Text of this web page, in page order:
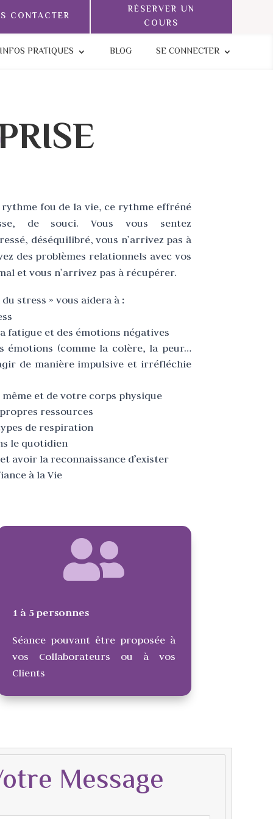
CONTACTER
RÉSERVER UN
COURS
PRATIQUES BLOG SE CONNECTER
rythme fou de la vie, ce rythme effréné
de souci. Vous vous sentez
déséquilibré, vous n’arrivez pas à
des problèmes relationnels avec vos
et vous n’arrivez pas à récupérer.
stress » vous aidera à :
fatigue et des émotions négatives
émotions (comme la colère, la peur…
de manière impulsive et irréfléchie
même et de votre corps physique
ressources
de respiration
le quotidien
avoir la reconnaissance d’exister
à la Vie
1 à 5 personnes
Séance pouvant être proposée à
vos Collaborateurs ou à vos
Clients
Message